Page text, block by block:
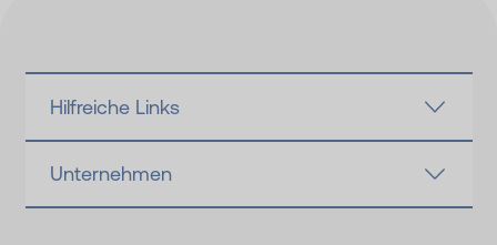
Hilfreiche Links
Unternehmen